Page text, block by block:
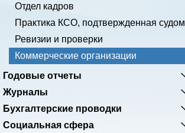
Отдел кадров
Практика КСО, подтвержденная судом
Ревизии и проверки
Коммерческие организации
Годовые отчеты
Журналы
Бухгалтерские проводки
Социальная сфера